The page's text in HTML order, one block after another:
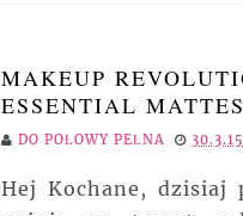
MAKEUP
ESSENTIAL
DO POŁOWY PEŁNA 30.3.15
Hej Kochane, dzisiaj